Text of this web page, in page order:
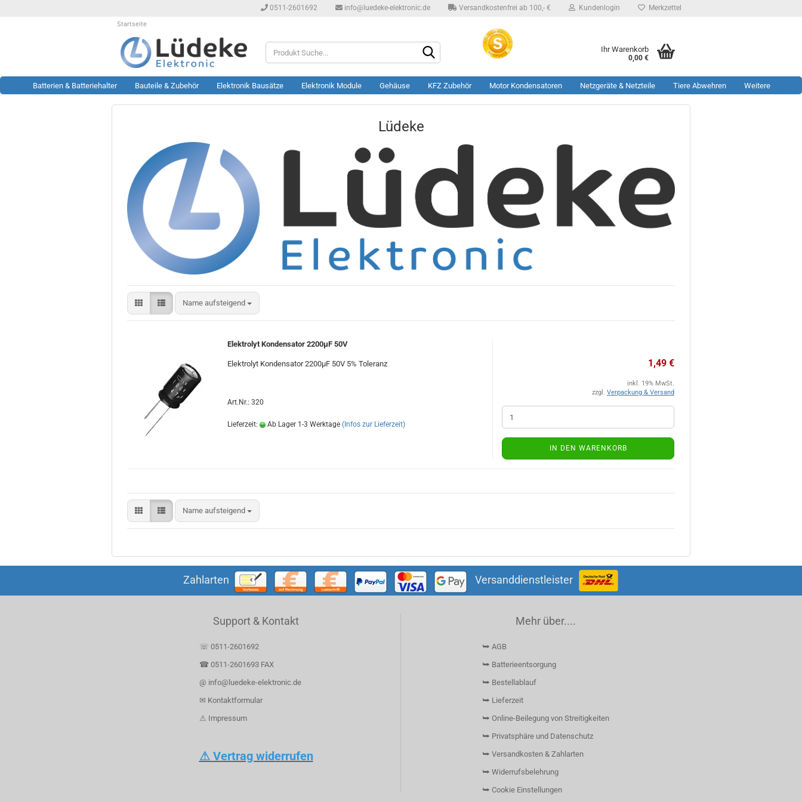
0511-2601692 info@luedeke-elektronic.de Versandkostenfrei ab 100,- € Kundenlogin Merkzettel
Startseite
Produkt
Ihr Warenkorb
0,00 €
Batterien & Batteriehalter Bauteile & Zubehör Elektronik Bausätze Elektronik Module Gehäuse KFZ Zubehör Motor Kondensatoren Netzgeräte & Netzteile Tiere Abwehren Weitere
Sonderposten Bausätze
Sonderposten KFZ Artikel
Sonderposten LED Technik
Sonderposten Module
Sonderposten Sonstiges
Sonderposten Werkzeug
Lüdeke
Name aufsteigend
Sortieren nach
Elektrolyt Kondensator 2200µF 50V
Elektrolyt Kondensator 2200µF 50V 5% Toleranz
Art.Nr.: 320
Lieferzeit: Ab Lager 1-3 Werktage (Infos zur Lieferzeit)
1,49 €
inkl. 19% MwSt.
zzgl. Verpackung & Versand
IN DEN WARENKORB
Name aufsteigend
Sortieren nach
Zahlarten Versanddienstleister
Support & Kontakt
☏ 0511-2601692
☎ 0511-2601693 FAX
@ info@luedeke-elektronic.de
✉ Kontaktformular
⚠ Impressum
⚠ Vertrag widerrufen
Mehr über....
⮩ AGB
⮩ Batterieentsorgung
⮩ Bestellablauf
⮩ Lieferzeit
⮩ Online-Beilegung von Streitigkeiten
⮩ Privatsphäre und Datenschutz
⮩ Versandkosten & Zahlarten
⮩ Widerrufsbelehrung
⮩ Cookie Einstellungen